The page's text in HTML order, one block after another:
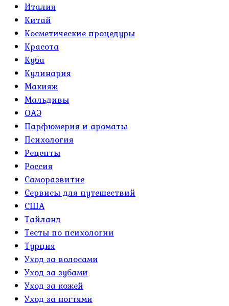
Италия
Китай
Косметические процедуры
Красота
Куба
Кулинария
Макияж
Мальдивы
ОАЭ
Парфюмерия и ароматы
Психология
Рецепты
Россия
Саморазвитие
Сервисы для путешествий
США
Тайланд
Тесты по психологии
Турция
Уход за волосами
Уход за зубами
Уход за кожей
Уход за ногтями